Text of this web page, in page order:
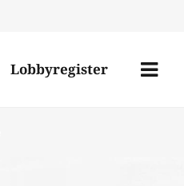
Lobbyregister
Menü